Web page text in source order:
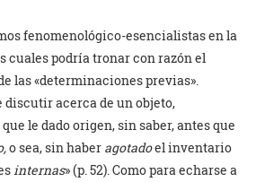
fenomenológico-esencialistas en la
cuales podría tronar con razón el
las «determinaciones previas».
discutir acerca de un objeto,
le dado origen, sin saber, antes que
o sea, sin haber agotadoel inventario
internas» (p. 52). Como para echarse a